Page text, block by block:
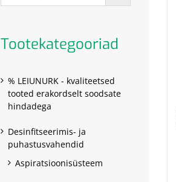
Tootekategooriad
% LEIUNURK - kvaliteetsed
tooted erakordselt soodsate
hindadega
Desinfitseerimis- ja
puhastusvahendid
Aspiratsioonisüsteem